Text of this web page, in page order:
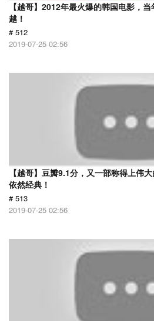
【越哥】2012年最火爆的韩国电影，
越！
# 512
2019-07-25 02:56
【越哥】豆瓣9.1分，又一部称得上伟
依然经典！
# 513
2019-07-25 02:56